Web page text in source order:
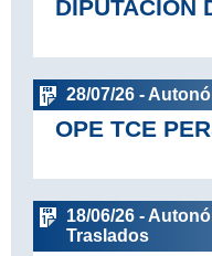
DIPUTACIÓN
28/07/26 -
OPE TCE
18/06/26 -
Traslados